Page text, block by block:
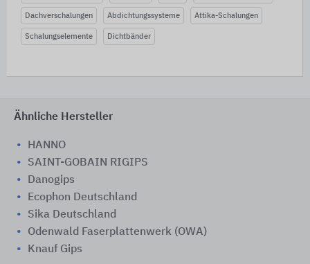
Dachverschalungen Abdichtungssysteme Attika-Schalungen
Schalungselemente Dichtbänder
Ähnliche Hersteller
HANNO
SAINT-GOBAIN RIGIPS
Danogips
Ecophon Deutschland
Sika Deutschland
Odenwald Faserplattenwerk (OWA)
Knauf Gips